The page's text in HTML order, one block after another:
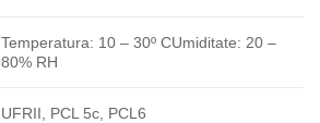
Temperatura: 10 – 30º CUmiditate: 20 –
80% RH
UFRII, PCL 5c, PCL6